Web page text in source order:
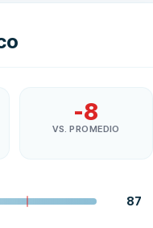
-8
VS. PROMEDIO
87